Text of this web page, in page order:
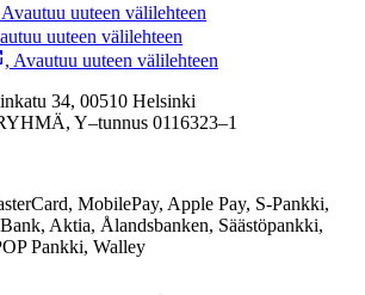
Avautuu uuteen välilehteen
uuteen välilehteen
, Avautuu uuteen välilehteen
34, 00510 Helsinki
Y–tunnus 0116323–1
MobilePay, Apple Pay, S-Pankki,
Aktia, Ålandsbanken, Säästöpankki,
Pankki, Walley